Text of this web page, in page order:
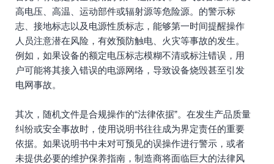
高电压、高温、运动部件或辐射源等危险源。的警示标
志、接地标志以及电源性质标志，能够第一时间提醒操作
人员注意潜在风险，有效预防触电、火灾等事故的发生。
例如，如果设备的额定电压标志模糊不清或标注错误，用
户可能将其接入错误的电源网络，导致设备烧毁甚至引发
电网事故。
其次，随机文件是合规操作的“法律依据”。在发生产品质量
纠纷或安全事故时，使用说明书往往成为界定责任的重要
依据。如果说明书中未对可预见的误操作进行警示，或者
未提供必要的维护保养指南，制造商将面临巨大的法律风